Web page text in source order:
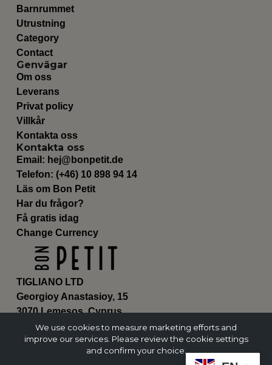
TIGLIANO LTD
Georgioy Anastasioy, 15
3070 Lemesos, Cyprus
ΗΕ 430179
Barnrummet
Utrustning
Category
Contact
Genvägar
Om oss
Leverans
Privat policy
Villkår
Kontakta oss
Kontakta oss
Email: hej@bonpetit.de
Telefon: (+46) 10 898 94 14
Läs om Bon Petit
Har du frågor?
Få gratis idag
Change Currency
We use cookies to measure marketing efforts and
improve our services. Please review the cookie settings
and confirm your choice.